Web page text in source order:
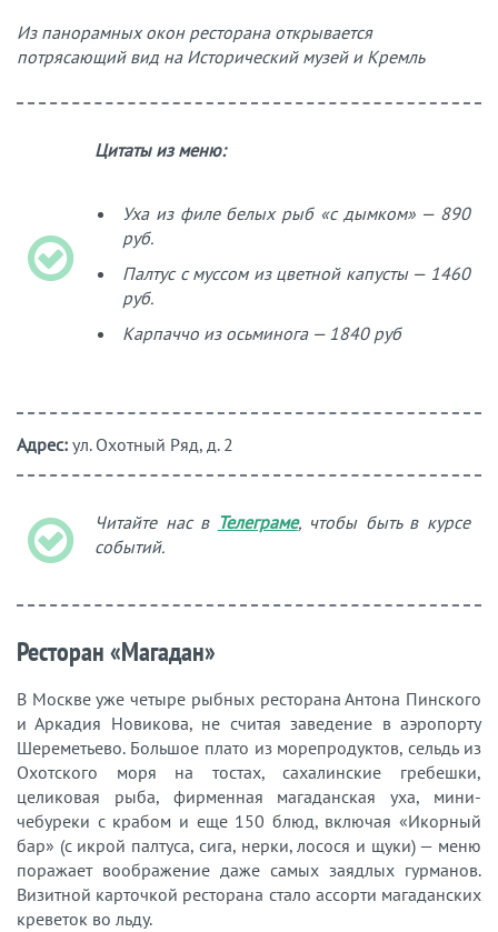
Из панорамных окон ресторана открывается
потрясающий вид на Исторический музей и Кремль
Цитаты из меню:
Уха из филе белых рыб «с дымком» — 890
руб.
Палтус с муссом из цветной капусты — 1460
руб.
Карпаччо из осьминога — 1840 руб
Адрес: ул. Охотный Ряд, д. 2
Читайте нас в Телеграме, чтобы быть в курсе
событий.
Ресторан «Магадан»
В Москве уже четыре рыбных ресторана Антона Пинского
и Аркадия Новикова, не считая заведение в аэропорту
Шереметьево. Большое плато из морепродуктов, сельдь из
Охотского моря на тостах, сахалинские гребешки,
целиковая рыба, фирменная магаданская уха, мини-
чебуреки с крабом и еще 150 блюд, включая «Икорный
бар» (с икрой палтуса, сига, нерки, лосося и щуки) — меню
поражает воображение даже самых заядлых гурманов.
Визитной карточкой ресторана стало ассорти магаданских
креветок во льду.